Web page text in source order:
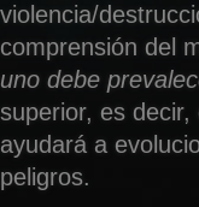
violencia/
comprensión del
uno debe
superior, es
ayudará a
peligros.